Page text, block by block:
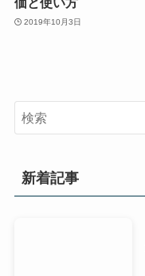
2019年10月3日
新着記事